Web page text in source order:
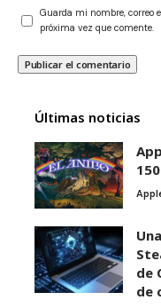
Guarda mi nombre, correo
próxima vez que comente.
Últimas noticias
de
de